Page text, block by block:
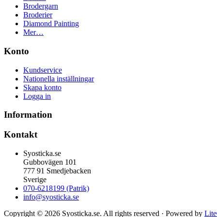
Brodergarn
Broderier
Diamond Painting
Mer…
Konto
Kundservice
Nationella inställningar
Skapa konto
Logga in
Information
Kontakt
Syosticka.se
Gubbovägen 101
777 91 Smedjebacken
Sverige
070-6218199 (Patrik)
info@syosticka.se
Copyright © 2026 Syosticka.se. All rights reserved · Powered by